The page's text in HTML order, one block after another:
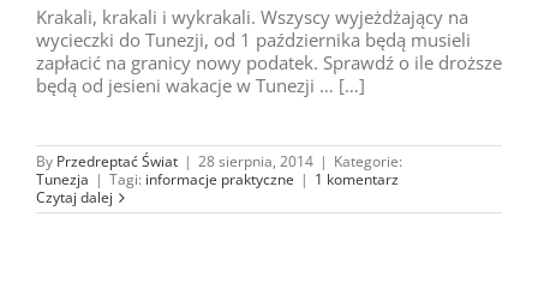
Krakali, krakali i wykrakali. Wszyscy wyjeżdżający na
wycieczki do Tunezji, od 1 października będą musieli
zapłacić na granicy nowy podatek. Sprawdź o ile droższe
będą od jesieni wakacje w Tunezji … […]
By Przedreptać Świat | 28 sierpnia, 2014 | Kategorie:
Tunezja | Tagi: informacje praktyczne | 1 komentarz
Czytaj dalej